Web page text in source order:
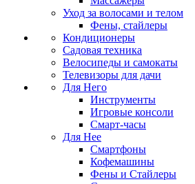
Уход за волосами и телом
Фены, стайлеры
Кондиционеры
Садовая техника
Велосипеды и самокаты
Телевизоры для дачи
Для Него
Инструменты
Игровые консоли
Смарт-часы
Для Нее
Смартфоны
Кофемашины
Фены и Стайлеры